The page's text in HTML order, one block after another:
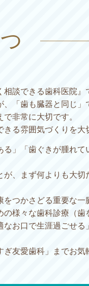
談できる歯科医院』
「歯も臓器と同じ」
非常に大切です。
る雰囲気づくりを大
」「歯ぐきが腫れて
、まず何よりも大切
つかさどる重要な一
様々な歯科診療（歯
お口で生涯過ごせる
友愛歯科」までお気